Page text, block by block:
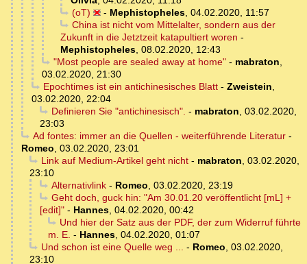
(oT)
- Mephistopheles, 04.02.2020, 11:57
China ist nicht vom Mittelalter, sondern aus der
Zukunft in die Jetztzeit katapultiert woren -
Mephistopheles, 08.02.2020, 12:43
"Most people are sealed away at home"- mabraton,
03.02.2020, 21:30
Epochtimes ist ein antichinesisches Blatt- Zweistein,
03.02.2020, 22:04
Definieren Sie "antichinesisch". - mabraton, 03.02.2020,
23:03
Ad fontes: immer an die Quellen - weiterführende Literatur-
Romeo, 03.02.2020, 23:01
Link auf Medium-Artikel geht nicht- mabraton, 03.02.2020,
23:10
Alternativlink- Romeo, 03.02.2020, 23:19
Geht doch, guck hin: "Am 30.01.20 veröffentlicht [mL] +
[edit]" - Hannes, 04.02.2020, 00:42
Und hier der Satz aus der PDF, der zum Widerruf führte
m. E. - Hannes, 04.02.2020, 01:07
Und schon ist eine Quelle weg ... - Romeo, 03.02.2020,
23:10